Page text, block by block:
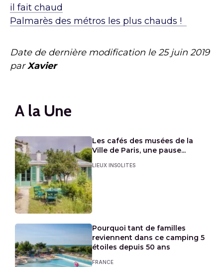
il fait chaud
Palmarès des métros les plus chauds !
Date de dernière modification le25 juin 2019
parXavier
A la Une
Les cafés des musées de la
Ville de Paris, une pause...
LIEUX INSOLITES
Pourquoi tant de familles
reviennent dans ce camping 5
étoiles depuis 50 ans
FRANCE